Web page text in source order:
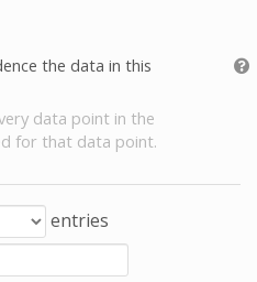
the data in this
data point in the
for that data point.
entries